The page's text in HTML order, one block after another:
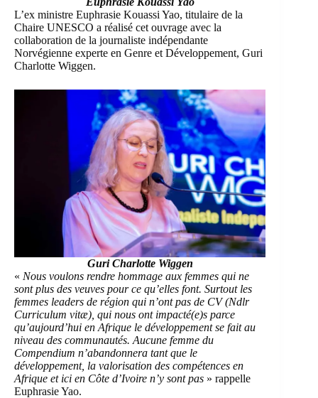
L’ex ministre Euphrasie Kouassi Yao, titulaire de la
Chaire UNESCO a réalisé cet ouvrage avec la
collaboration de la journaliste indépendante
Norvégienne experte en Genre et Développement, Guri
Charlotte Wiggen.
Guri Charlotte Wiggen
« Nous voulons rendre hommage aux femmes qui ne
sont plus des veuves pour ce qu’elles font. Surtout les
femmes leaders de région qui n’ont pas de CV (Ndlr
Curriculum vitæ), qui nous ont impacté(e)s parce
qu’aujourd’hui en Afrique le développement se fait au
niveau des communautés. Aucune femme du
Compendium n’abandonnera tant que le
développement, la valorisation des compétences en
Afrique et ici en Côte d’Ivoire n’y sont pas » rappelle
Euphrasie Yao.